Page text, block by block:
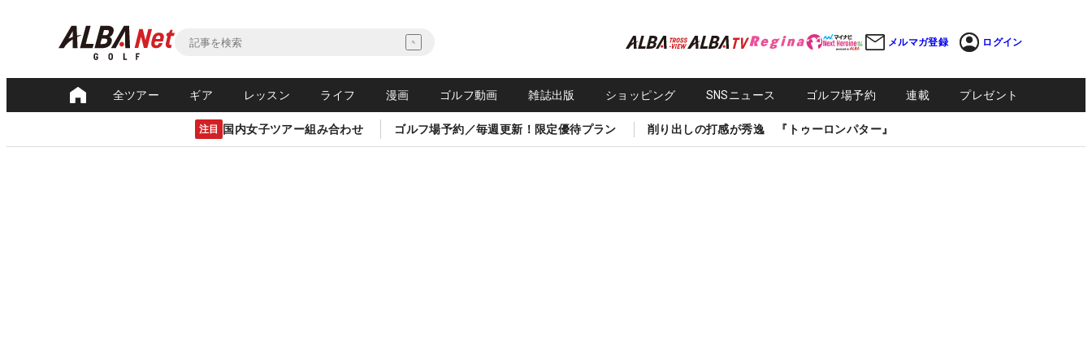
メルマガ登録 ログイン
全ツアー ギア レッスン ライフ 漫画 ゴルフ動画 雑誌出版 ショッピング SNSニュース ゴルフ場予約 連載 プレゼント
注目 国内女子ツアー組み合わせ ゴルフ場予約／毎週更新！限定優待プラン 削り出しの打感が秀逸 『トゥーロンパター』